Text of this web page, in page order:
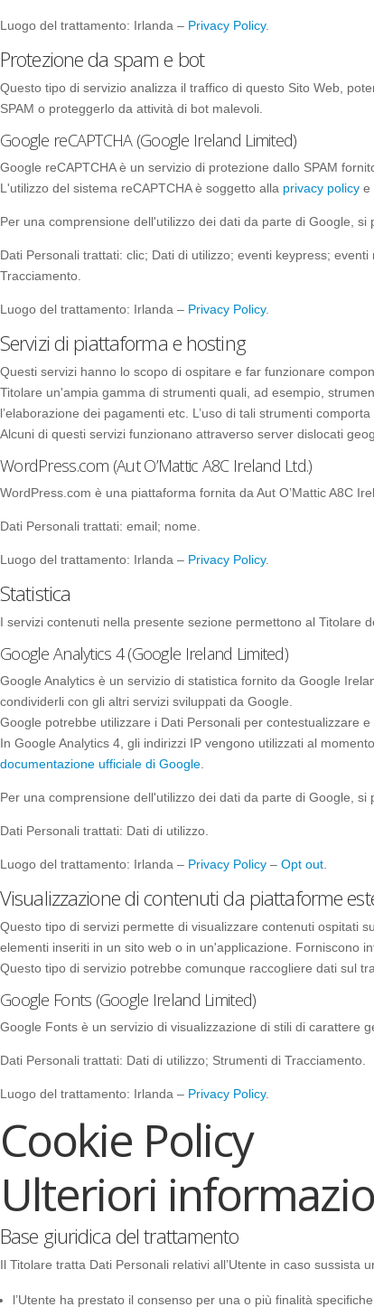
Luogo del trattamento: Irlanda – Privacy Policy.
Protezione da spam e bot
Questo tipo di servizio analizza il traffico di questo Sito Web,
SPAM o proteggerlo da attività di bot malevoli.
Google reCAPTCHA (Google Ireland Limited)
Google reCAPTCHA è un servizio di protezione dallo SPAM
L'utilizzo del sistema reCAPTCHA è soggetto alla privacy policy e
Per una comprensione dell'utilizzo dei dati da parte di Google, si
Dati Personali trattati: clic; Dati di utilizzo; eventi keypress;
Tracciamento.
Luogo del trattamento: Irlanda – Privacy Policy.
Servizi di piattaforma e hosting
Questi servizi hanno lo scopo di ospitare e far funzionare
Titolare un'ampia gamma di strumenti quali, ad esempio,
l’elaborazione dei pagamenti etc. L’uso di tali strumenti
Alcuni di questi servizi funzionano attraverso server dislocati
WordPress.com (Aut O’Mattic A8C Ireland Ltd.)
WordPress.com è una piattaforma fornita da Aut O’Mattic A8C
Dati Personali trattati: email; nome.
Luogo del trattamento: Irlanda – Privacy Policy.
Statistica
I servizi contenuti nella presente sezione permettono al Titolare
Google Analytics 4 (Google Ireland Limited)
Google Analytics è un servizio di statistica fornito da Google
condividerli con gli altri servizi sviluppati da Google.
Google potrebbe utilizzare i Dati Personali per contestualizzare
In Google Analytics 4, gli indirizzi IP vengono utilizzati al
documentazione ufficiale di Google
Per una comprensione dell'utilizzo dei dati da parte di Google, si
Dati Personali trattati: Dati di utilizzo.
Luogo del trattamento: Irlanda – Privacy Policy – Opt out
Visualizzazione di contenuti da piattaforme
Questo tipo di servizi permette di visualizzare contenuti ospitati
elementi inseriti in un sito web o in un'applicazione. Forniscono
Questo tipo di servizio potrebbe comunque raccogliere dati sul
Google Fonts (Google Ireland Limited)
Google Fonts è un servizio di visualizzazione di stili di carattere
Dati Personali trattati: Dati di utilizzo; Strumenti di Tracciamento.
Luogo del trattamento: Irlanda – Privacy Policy.
Cookie Policy
Ulteriori
Base giuridica del trattamento
Il Titolare tratta Dati Personali relativi all’Utente in caso sussista
l’Utente ha prestato il consenso per una o più finalità specifiche.